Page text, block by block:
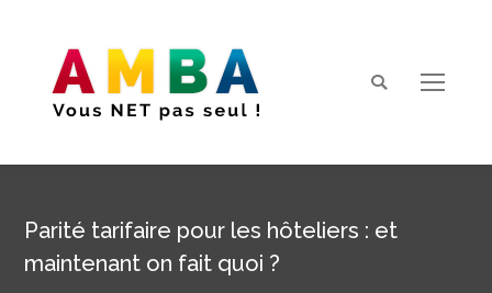
Search:
Parité tarifaire pour les hôteliers : et
maintenant on fait quoi ?